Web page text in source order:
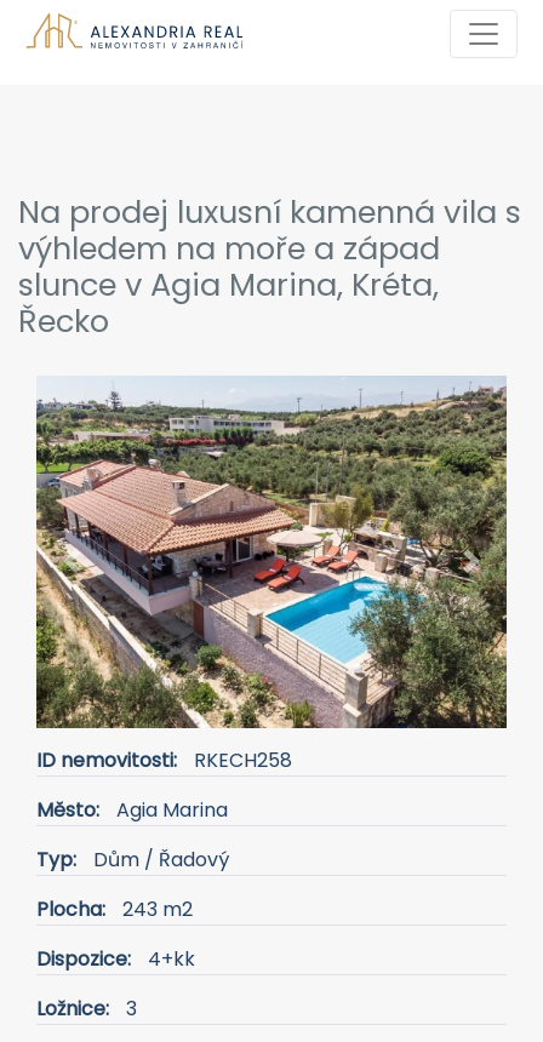
Na prodej luxusní kamenná vila s
výhledem na moře a západ
slunce v Agia Marina, Kréta,
Řecko
Previous Next
ID nemovitosti:
RKECH258
Město:
Agia Marina
Typ:
Dům / Řadový
Plocha:
243 m2
Dispozice:
4+kk
Ložnice:
3